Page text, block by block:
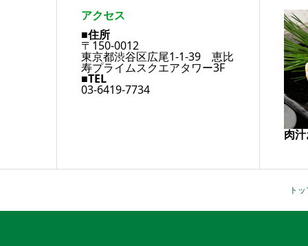
アクセス
■住所
〒150-0012
東京都渋谷区広尾1-1-39 恵比
寿プライムスクエアタワー3F
■TEL
03-6419-7734
肉
ト